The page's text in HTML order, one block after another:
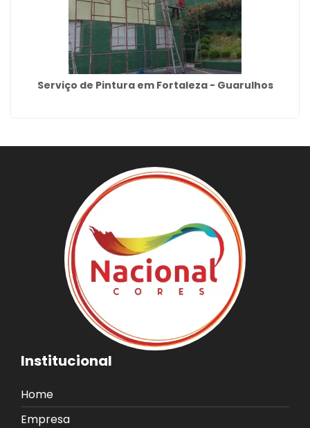
Serviço de Pintura em Fortaleza - Guarulhos
Institucional
Home
Empresa